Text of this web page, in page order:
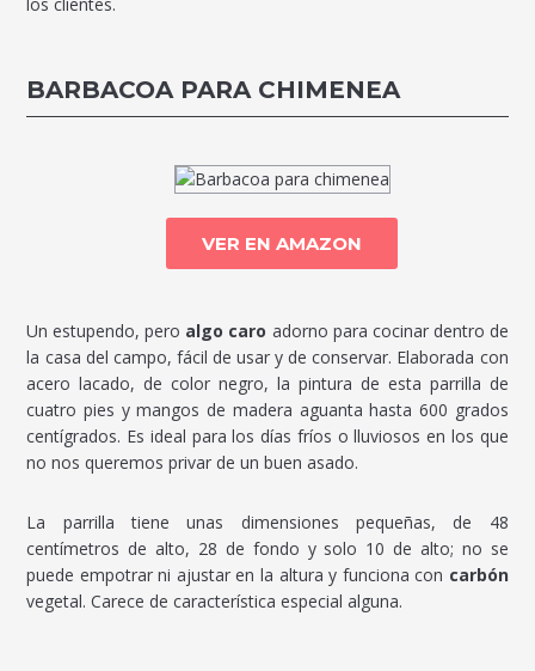
BARBACOA PARA CHIMENEA
VER EN AMAZON
Un estupendo, pero algo caro adorno para cocinar dentro de
la casa del campo, fácil de usar y de conservar. Elaborada con
acero lacado, de color negro, la pintura de esta parrilla de
cuatro pies y mangos de madera aguanta hasta 600 grados
centígrados. Es ideal para los días fríos o lluviosos en los que
no nos queremos privar de un buen asado.
La parrilla tiene unas dimensiones pequeñas, de 48
centímetros de alto, 28 de fondo y solo 10 de alto; no se
puede empotrar ni ajustar en la altura y funciona con carbón
vegetal. Carece de característica especial alguna.